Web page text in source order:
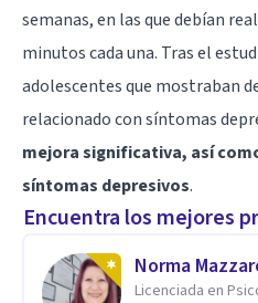
semanas, en las que debían
minutos cada una. Tras el
adolescentes que mostraban
relacionado con síntomas
mejora significativa, así
síntomas depresivos.
Encuentra los mejores
Norma
Licenciada en